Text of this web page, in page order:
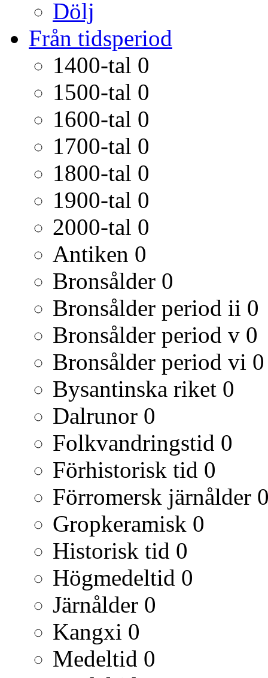
Dölj
Från tidsperiod
1400-tal 0
1500-tal 0
1600-tal 0
1700-tal 0
1800-tal 0
1900-tal 0
2000-tal 0
Antiken 0
Bronsålder 0
Bronsålder period ii 0
Bronsålder period v 0
Bronsålder period vi 0
Bysantinska riket 0
Dalrunor 0
Folkvandringstid 0
Förhistorisk tid 0
Förromersk järnålder
Gropkeramisk 0
Historisk tid 0
Högmedeltid 0
Järnålder 0
Kangxi 0
Medeltid 0